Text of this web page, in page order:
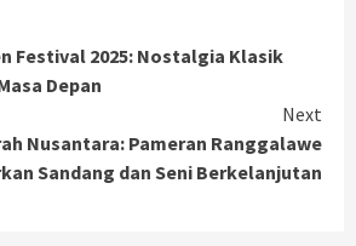
Festival 2025: Nostalgia Klasik
Depan
Next
Nusantara: Pameran Ranggalawe
Sandang dan Seni Berkelanjutan